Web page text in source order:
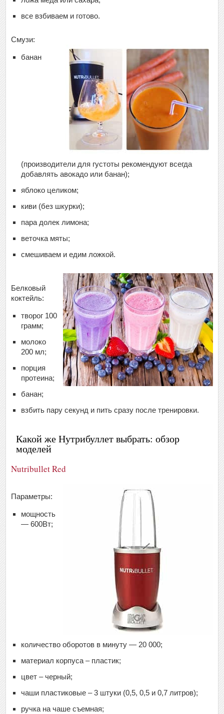
все взбиваем и готово.
Смузи:
банан
(производители для густоты рекомендуют всегда
добавлять авокадо или банан);
яблоко целиком;
киви (без шкурки);
пара долек лимона;
веточка мяты;
смешиваем и едим ложкой.
Белковый
коктейль:
творог 100
грамм;
молоко
200 мл;
порция
протеина;
банан;
взбить пару секунд и пить сразу после тренировки.
Какой же Нутрибуллет выбрать: обзор
моделей
Nutribullet Red
Параметры:
мощность
— 600Вт;
количество оборотов в минуту — 20 000;
материал корпуса – пластик;
цвет – черный;
чаши пластиковые – 3 штуки (0,5, 0,5 и 0,7 литров);
ручка на чаше съемная;